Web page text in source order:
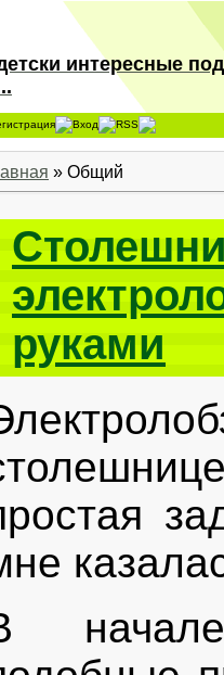
интересные
Вход RSS
» Общий
руками